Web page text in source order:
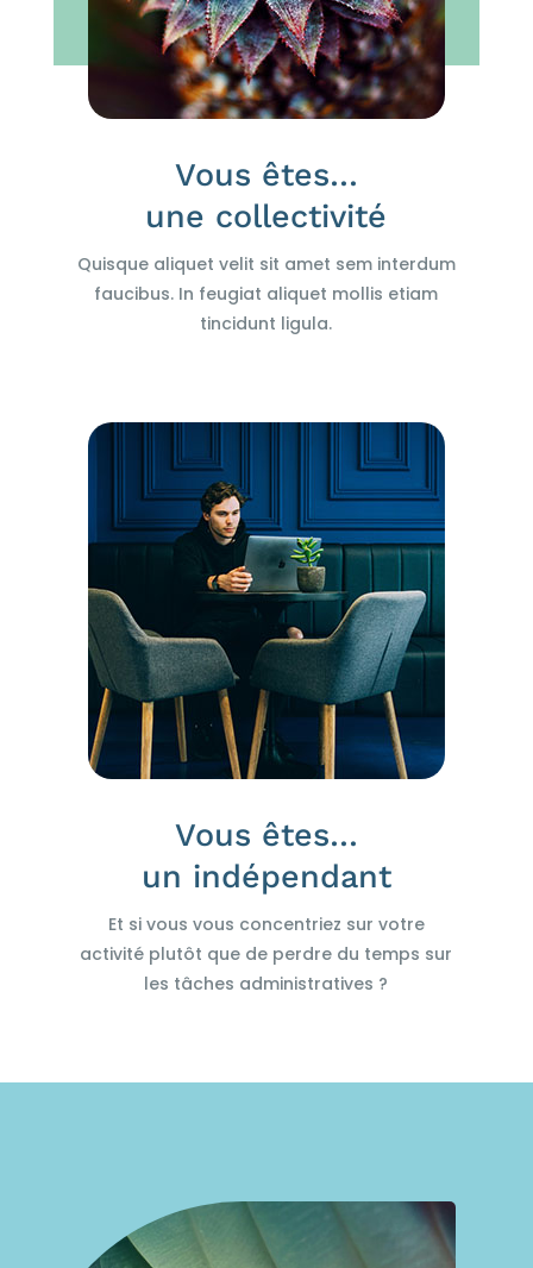
Vous êtes…
une collectivité
Quisque aliquet velit sit amet sem interdum
faucibus. In feugiat aliquet mollis etiam
tincidunt ligula.
Vous êtes…
un indépendant
Et si vous vous concentriez sur votre
activité plutôt que de perdre du temps sur
les tâches administratives ?